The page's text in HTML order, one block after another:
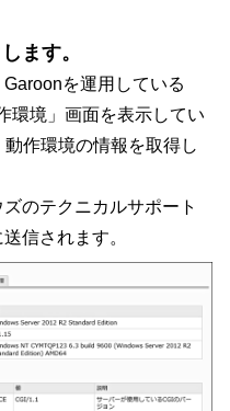
ます。
Garoonを運用している
環境」画面を表示してい
作環境の情報を取得し
のテクニカルサポート
信されます。